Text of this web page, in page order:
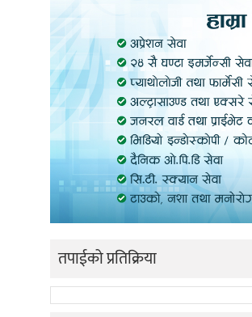
तपाईको प्रतिक्रिया